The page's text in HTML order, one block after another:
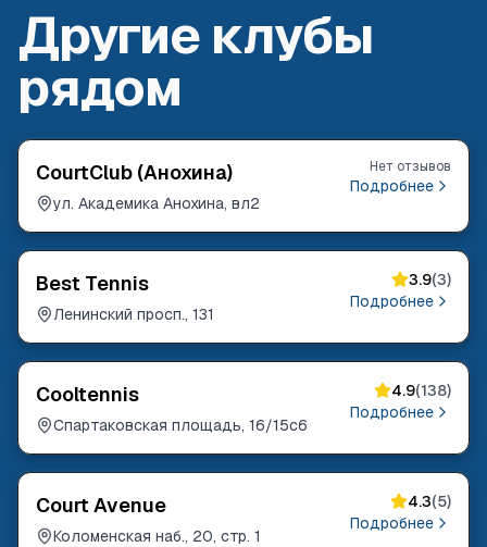
Другие клубы
рядом
CourtClub (Анохина)
ул. Академика Анохина, вл2
Нет отзывов
Подробнее
Best Tennis
Ленинский просп., 131
3.9(3)
Подробнее
Cooltennis
Спартаковская площадь, 16/15с6
4.9(138)
Подробнее
Court Avenue
Коломенская наб., 20, стр. 1
4.3(5)
Подробнее